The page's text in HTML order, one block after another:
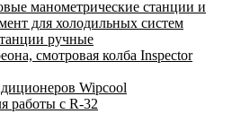
манометрические станции и
для холодильных систем
ручные
смотровая колба Inspector
Wipcool
работы с R-32